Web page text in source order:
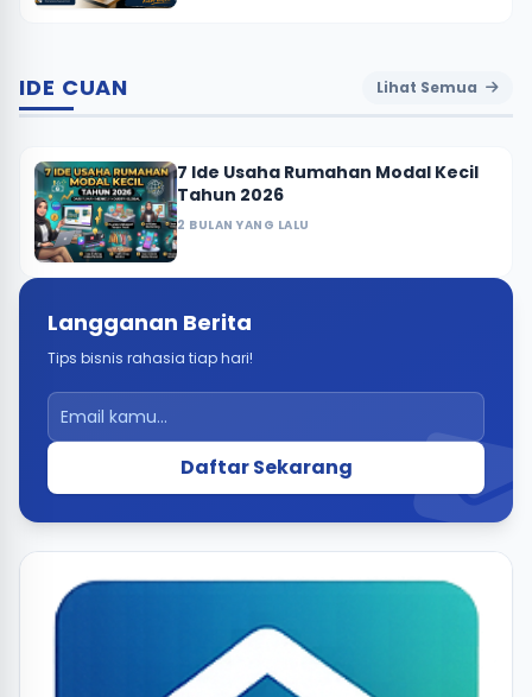
IDE CUAN Lihat Semua
7 Ide Usaha Rumahan Modal Kecil
Tahun 2026
2 BULAN YANG LALU
Langganan Berita
Tips bisnis rahasia tiap hari!
Daftar Sekarang